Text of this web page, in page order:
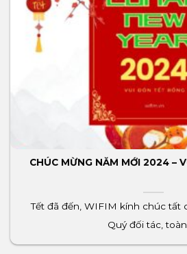
CHÚC MỪNG NĂM MỚI 2024 –
Tết đã đến, WIFIM kính chúc tất
Quý đối tác,